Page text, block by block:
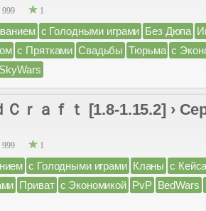
999 1
с Голодными играми Без Дюпа
с Прятками Свадьбы Тюрьма с
SkyWars
Ｃｒａｆｔ [1.8-1.15.2] ›
999 1
с Голодными играми Кланы с
Приват с Экономикой PvP BedWars